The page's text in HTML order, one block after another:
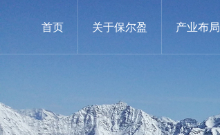
首页 关于保尔盈 产业布局